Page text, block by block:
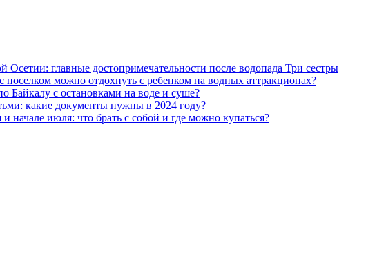
Осетии: главные достопримечательности после водопада Три сестры
можно отдохнуть с ребенком на водных аттракционах?
Байкалу с остановками на воде и суше?
какие документы нужны в 2024 году?
начале июля: что брать с собой и где можно купаться?